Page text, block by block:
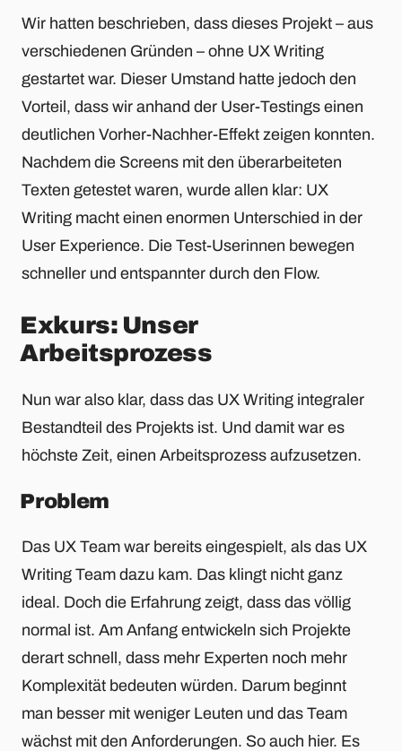
Wir hatten beschrieben, dass dieses Projekt – aus
verschiedenen Gründen – ohne UX Writing
gestartet war. Dieser Umstand hatte jedoch den
Vorteil, dass wir anhand der User-Testings einen
deutlichen Vorher-Nachher-Effekt zeigen konnten.
Nachdem die Screens mit den überarbeiteten
Texten getestet waren, wurde allen klar: UX
Writing macht einen enormen Unterschied in der
User Experience. Die Test-Userinnen bewegen
schneller und entspannter durch den Flow.
Exkurs: Unser
Arbeitsprozess
Nun war also klar, dass das UX Writing integraler
Bestandteil des Projekts ist. Und damit war es
höchste Zeit, einen Arbeitsprozess aufzusetzen.
Problem
Das UX Team war bereits eingespielt, als das UX
Writing Team dazu kam. Das klingt nicht ganz
ideal. Doch die Erfahrung zeigt, dass das völlig
normal ist. Am Anfang entwickeln sich Projekte
derart schnell, dass mehr Experten noch mehr
Komplexität bedeuten würden. Darum beginnt
man besser mit weniger Leuten und das Team
wächst mit den Anforderungen. So auch hier. Es